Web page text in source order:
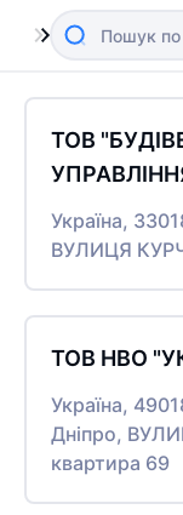
ТОВ
Україна,
ВУЛИЦЯ
ТОВ НВО
Україна,
Дніпро,
квартира 69